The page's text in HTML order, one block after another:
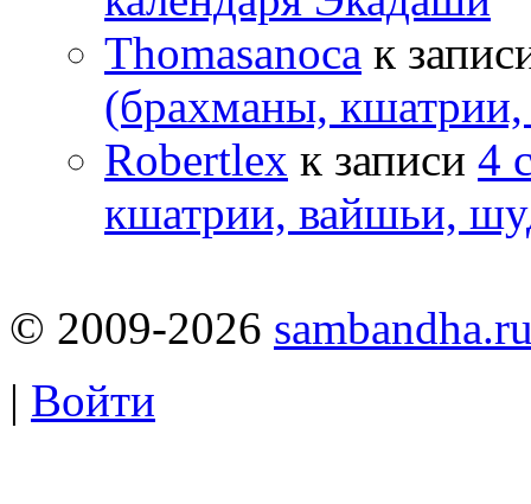
Thomasanoca к
(брахманы,
Robertlex к записи 4
кшатрии, вайшьи,
© 2009-2026
| Войти